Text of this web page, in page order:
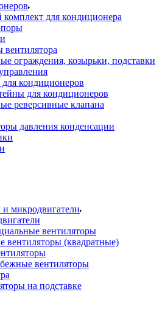
для кондиционера
ограждения, козырьки, подставки
кондиционеров
для кондиционеров
реверсивные клапана
давления конденсации
микродвигатели
вентиляторы
вентиляторы (квадратные)
вентиляторы
на подставке